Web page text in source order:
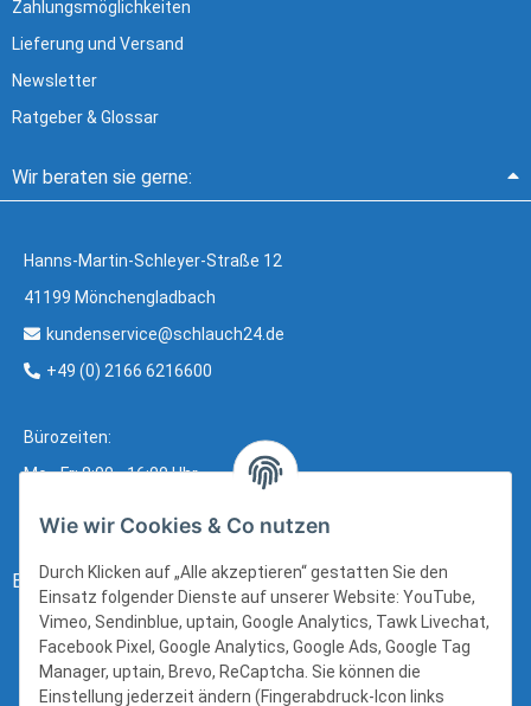
Zahlungsmöglichkeiten
Lieferung und Versand
Newsletter
Ratgeber & Glossar
Wir beraten sie gerne:
Hanns-Martin-Schleyer-Straße 12
41199 Mönchengladbach
kundenservice@schlauch24.de
+49 (0) 2166 6216600
Bürozeiten:
Mo - Fr: 8:00 - 16:00 Uhr
Bezahlung:
Wie wir Cookies & Co nutzen
Durch Klicken auf „Alle akzeptieren“ gestatten Sie den
Einsatz folgender Dienste auf unserer Website: YouTube,
Vimeo, Sendinblue, uptain, Google Analytics, Tawk Livechat,
Facebook Pixel, Google Analytics, Google Ads, Google Tag
Manager, uptain, Brevo, ReCaptcha. Sie können die
Einstellung jederzeit ändern (Fingerabdruck-Icon links